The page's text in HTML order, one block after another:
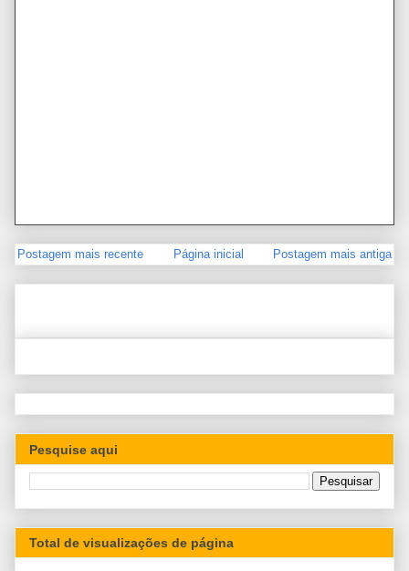
Postagem mais recente Postagem mais antiga
Página inicial
Pesquise aqui
Total de visualizações de página